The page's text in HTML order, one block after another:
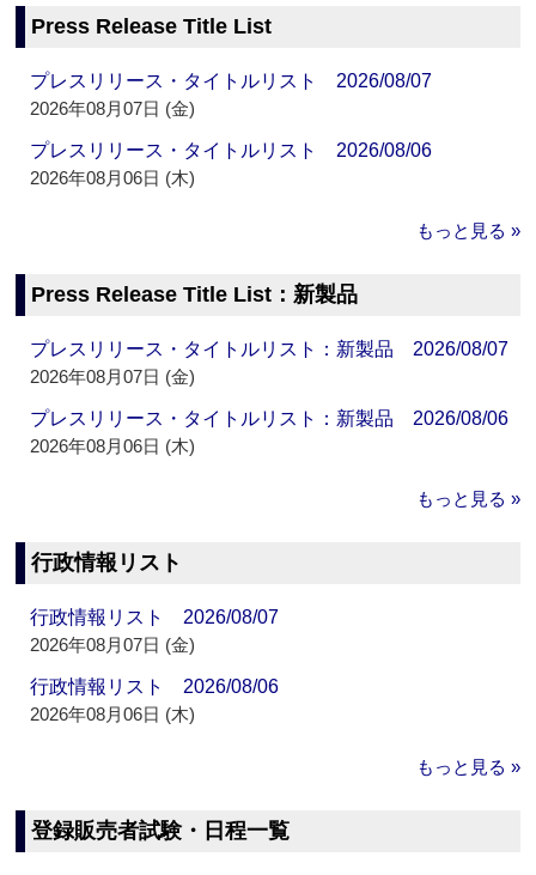
Press Release Title List
プレスリリース・タイトルリスト 2026/08/07
2026年08月07日 (金)
プレスリリース・タイトルリスト 2026/08/06
2026年08月06日 (木)
もっと見る »
Press Release Title List：新製品
プレスリリース・タイトルリスト：新製品 2026/08/07
2026年08月07日 (金)
プレスリリース・タイトルリスト：新製品 2026/08/06
2026年08月06日 (木)
もっと見る »
行政情報リスト
行政情報リスト 2026/08/07
2026年08月07日 (金)
行政情報リスト 2026/08/06
2026年08月06日 (木)
もっと見る »
登録販売者試験・日程一覧